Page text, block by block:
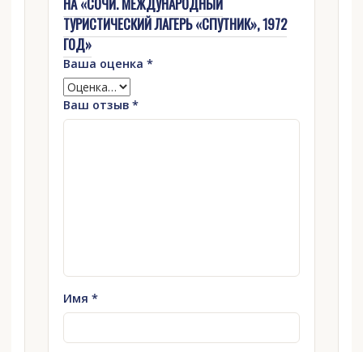
ТУРИСТИЧЕСКИЙ ЛАГЕРЬ «СПУТНИК», 1972
ГОД»
Ваша оценка *
Ваш отзыв *
Имя *